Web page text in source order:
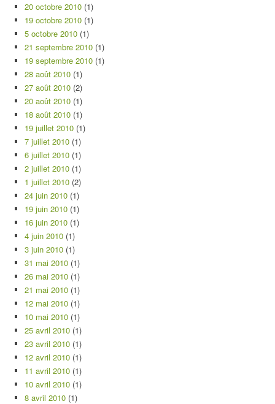
20 octobre 2010 (1)
19 octobre 2010 (1)
5 octobre 2010 (1)
21 septembre 2010 (1)
19 septembre 2010 (1)
28 août 2010 (1)
27 août 2010 (2)
20 août 2010 (1)
18 août 2010 (1)
19 juillet 2010 (1)
7 juillet 2010 (1)
6 juillet 2010 (1)
2 juillet 2010 (1)
1 juillet 2010 (2)
24 juin 2010 (1)
19 juin 2010 (1)
16 juin 2010 (1)
4 juin 2010 (1)
3 juin 2010 (1)
31 mai 2010 (1)
26 mai 2010 (1)
21 mai 2010 (1)
12 mai 2010 (1)
10 mai 2010 (1)
25 avril 2010 (1)
23 avril 2010 (1)
12 avril 2010 (1)
11 avril 2010 (1)
10 avril 2010 (1)
8 avril 2010 (1)